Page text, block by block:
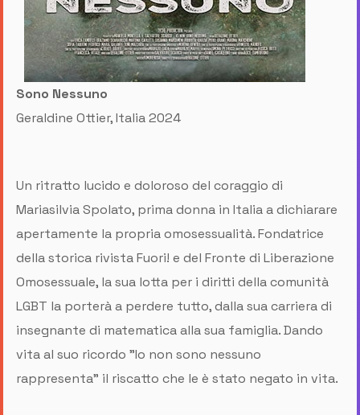
Sono Nessuno
Geraldine Ottier, Italia 2024
Un ritratto lucido e doloroso del coraggio di
Mariasilvia Spolato, prima donna in Italia a dichiarare
apertamente la propria omosessualità. Fondatrice
della storica rivista Fuori! e del Fronte di Liberazione
Omosessuale, la sua lotta per i diritti della comunità
LGBT la porterà a perdere tutto, dalla sua carriera di
insegnante di matematica alla sua famiglia. Dando
vita al suo ricordo "Io non sono nessuno
rappresenta" il riscatto che le è stato negato in vita.